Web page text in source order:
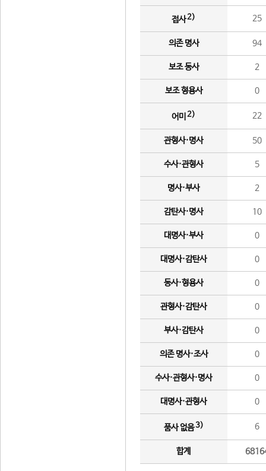
접사2) 25
의존 명사 94
보조 동사 2
보조 형용사 0
어미 2) 22
관형사·명사 50
수사·관형사 5
명사·부사 2
감탄사·명사 10
대명사·부사 0
대명사·감탄사 0
동사·형용사 0
관형사·감탄사 0
부사·감탄사 0
의존 명사·조사 0
수사·관형사·명사 0
대명사·관형사 0
품사 없음3) 6
합계